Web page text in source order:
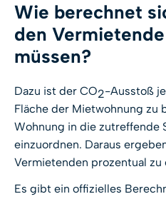
Wie berechnet
den
müssen?
Dazu ist der CO2-Ausstoß
Fläche der Mietwohnung zu
Wohnung in die zutreffende
einzuordnen. Daraus
Vermietenden prozentual
Es gibt ein offizielles